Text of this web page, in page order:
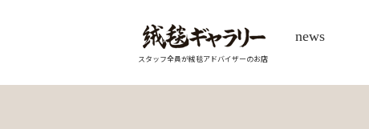
スタッフ全員が絨毯アドバイザーのお店
news